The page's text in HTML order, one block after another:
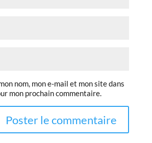
nom, mon e-mail et mon site dans
mon prochain commentaire.